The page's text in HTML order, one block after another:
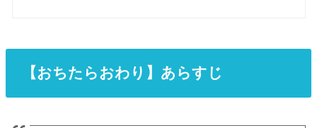
【おちたらおわり】あらすじ